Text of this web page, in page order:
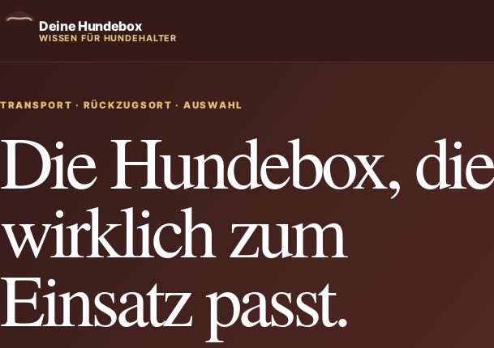
Deine Hundebox
WISSEN FÜR HUNDEHALTER
TRANSPORT · RÜCKZUGSORT · AUSWAHL
Die Hundebox, die
wirklich zum
Einsatz passt.